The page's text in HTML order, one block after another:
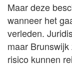
Maar deze
wanneer het
verleden.
maar
risico kunnen